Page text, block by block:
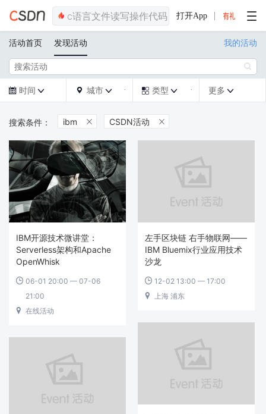
打开App
活动首页 发现活动 我的活动

 时间   城市   类型  更多 
ibm  CSDN活动 
IBM开源技术微讲堂：
Serverless架构和Apache
OpenWhisk
 06-01 20:00 — 07-06
21:00
 在线活动
左手区块链 右手物联网——
IBM Bluemix行业应用技术
沙龙
 12-02 13:00 — 17:00
 上海 浦东